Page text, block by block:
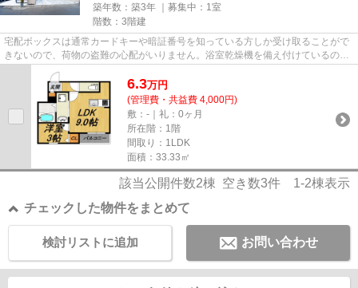
築年数：築3年 ｜募集中： 1室
階数：3階建
宅配ボックスは通常カードキーや暗証番号を知っている方しか受け取ることがで
きないので、荷物の盗難の心配がいりません。浴室乾燥機を備え付けているの
6.3万円
(管理費・共益費 4,000円)
敷：-｜礼：0ヶ月
所在階：1階
間取り：1LDK
面積：33.33㎡
該当公開件数2棟 空き数3件 1-2棟表示
チェックした物件をまとめて
お問い合わせ
検討リストに追加